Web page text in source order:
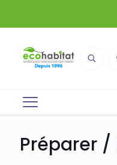
Préparer /